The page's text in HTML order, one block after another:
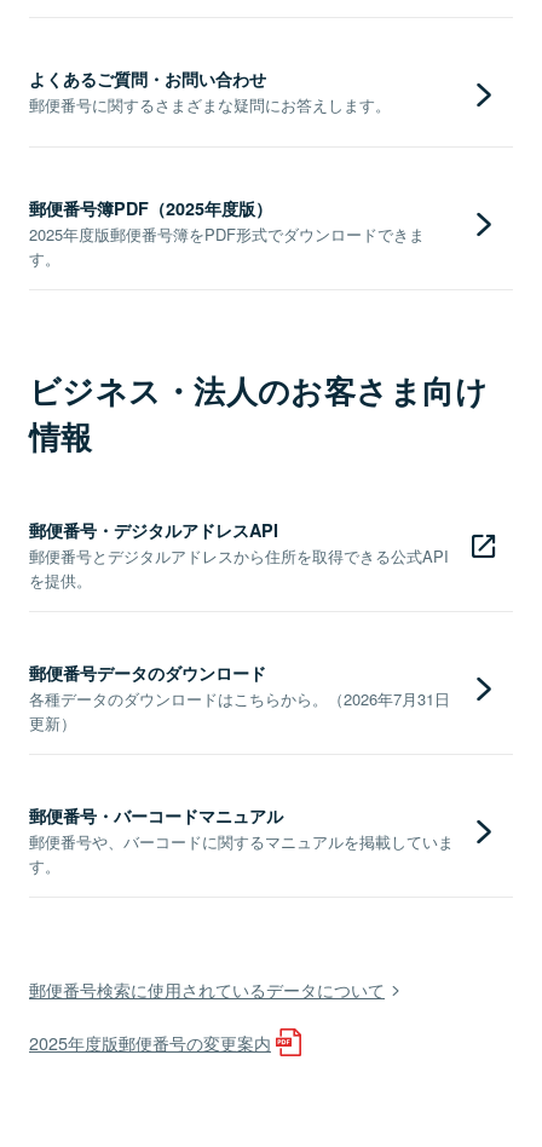
よくあるご質問・お問い合わせ
郵便番号に関するさまざまな疑問にお答えします。
郵便番号簿PDF（2025年度版）
2025年度版郵便番号簿をPDF形式でダウンロードできま
す。
ビジネス・法人のお客さま向け
情報
郵便番号・デジタルアドレスAPI
郵便番号とデジタルアドレスから住所を取得できる公式API
を提供。
郵便番号データのダウンロード
各種データのダウンロードはこちらから。（2026年7月31日
更新）
郵便番号・バーコードマニュアル
郵便番号や、バーコードに関するマニュアルを掲載していま
す。
郵便番号検索に使用されているデータについて
2025年度版郵便番号の変更案内